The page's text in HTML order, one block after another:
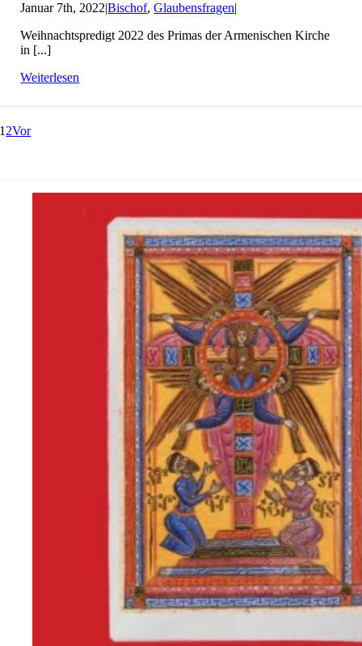
Januar 7th, 2022|Bischof,Glaubensfragen|
Weihnachtspredigt 2022 des Primas der Armenischen Kirche
in [...]
Weiterlesen
1 2Vor